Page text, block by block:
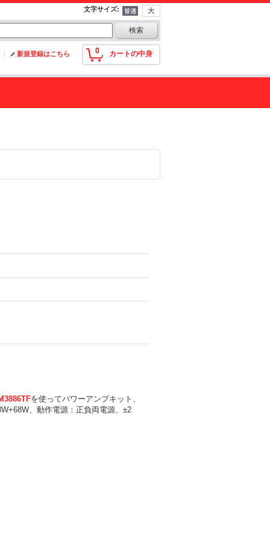
文字サイズ:
0 カートの中身
新規登録はこちら
を使ってパワーアンプキット、
、動作電源：正負両電源、±2